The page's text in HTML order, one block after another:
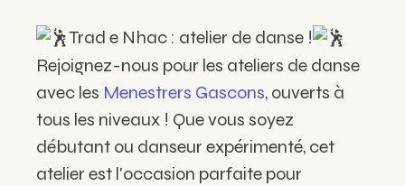
Trad e Nhac : atelier de danse !
Rejoignez-nous pour les ateliers de danse
avec les Menestrers Gascons, ouverts à
tous les niveaux ! Que vous soyez
débutant ou danseur expérimenté, cet
atelier est l'occasion parfaite pour